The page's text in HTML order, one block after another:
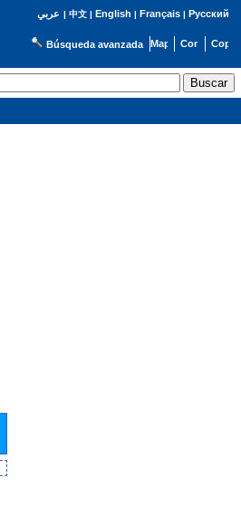
عربي | 中文| English | Français| Русский
Búsqueda avanzada